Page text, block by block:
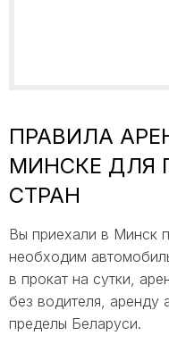
ПРАВИЛА
МИНСКЕ ДЛЯ
СТРАН
Вы приехали в Минск
необходим
в прокат на сутки,
без водителя, аренду
пределы Беларуси.